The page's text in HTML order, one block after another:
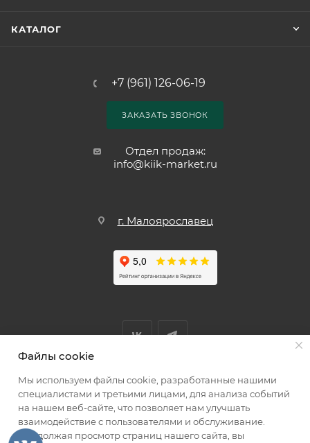
КАТАЛОГ
+7 (961) 126-06-19
ЗАКАЗАТЬ ЗВОНОК
Отдел продаж:
info@kiik-market.ru
г. Малоярославец
Мы принимаем к оплате
Файлы cookie
Мы используем файлы cookie, разработанные нашими
специалистами и третьими лицами, для анализа событий
на нашем веб-сайте, что позволяет нам улучшать
взаимодействие с пользователями и обслуживание.
Продолжая просмотр страниц нашего сайта, вы